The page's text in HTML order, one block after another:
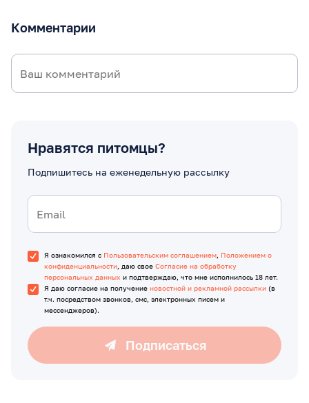
Комментарии
Нравятся питомцы?
Подпишитесь на еженедельную рассылку
Я ознакомился с Пользовательским соглашением, Положением о
конфиденциальности, даю свое Согласие на обработку
персональных данных и подтверждаю, что мне исполнилось 18 лет.
Я даю согласие на получение новостной и рекламной рассылки (в
т.ч. посредством звонков, смс, электронных писем и
мессенджеров).
Подписаться